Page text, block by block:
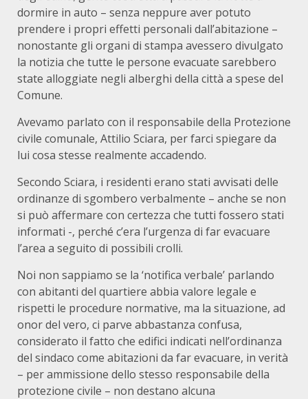
dormire in auto – senza neppure aver potuto
prendere i propri effetti personali dall’abitazione –
nonostante gli organi di stampa avessero divulgato
la notizia che tutte le persone evacuate sarebbero
state alloggiate negli alberghi della città a spese del
Comune.
Avevamo parlato con il responsabile della Protezione
civile comunale, Attilio Sciara, per farci spiegare da
lui cosa stesse realmente accadendo.
Secondo Sciara, i residenti erano stati avvisati delle
ordinanze di sgombero verbalmente – anche se non
si può affermare con certezza che tutti fossero stati
informati -, perché c’era l’urgenza di far evacuare
l’area a seguito di possibili crolli.
Noi non sappiamo se la ‘notifica verbale’ parlando
con abitanti del quartiere abbia valore legale e
rispetti le procedure normative, ma la situazione, ad
onor del vero, ci parve abbastanza confusa,
considerato il fatto che edifici indicati nell’ordinanza
del sindaco come abitazioni da far evacuare, in verità
– per ammissione dello stesso responsabile della
protezione civile – non destano alcuna